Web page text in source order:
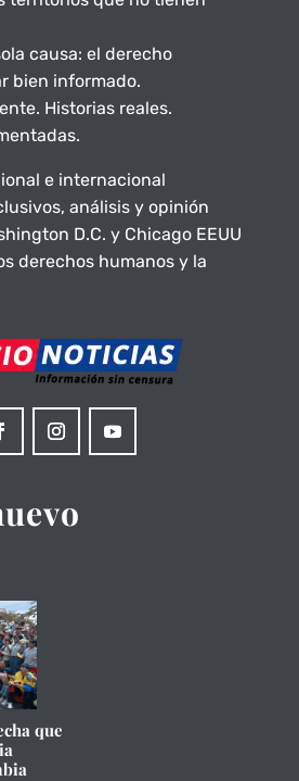
causa: el derecho
bien informado.
Historias reales.
e internacional
análisis y opinión
D.C. y Chicago EEUU
derechos humanos y la
que